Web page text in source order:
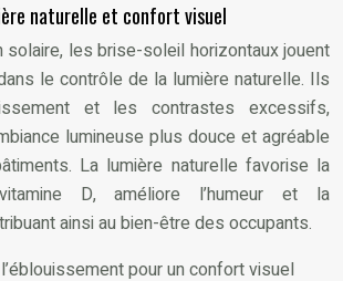
naturelle et confort visuel
solaire, les brise-soleil horizontaux jouent
le contrôle de la lumière naturelle. Ils
et les contrastes excessifs,
lumineuse plus douce et agréable
La lumière naturelle favorise la
D, améliore l’humeur et la
ainsi au bien-être des occupants.
pour un confort visuel